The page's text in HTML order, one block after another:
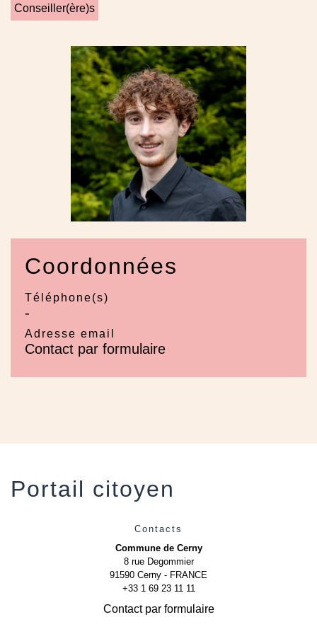
Conseiller(ère)s
Coordonnées
Téléphone(s)
-
Adresse email
Contact par formulaire
Portail citoyen
Contacts
Commune de Cerny
8 rue Degommier
91590 Cerny - FRANCE
+33 1 69 23 11 11
Contact par formulaire